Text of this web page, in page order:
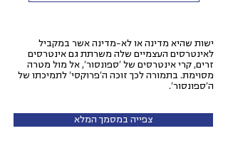
ישות שהיא מדינה או לא-מדינה אשר במקביל
לאינטרסים העצמיים שלה משרתת גם אינטרסים
זרים, קרי אינטרסים של 'ספונסור', אל מול מטרה
מסוימת. בתמורה לכך זוכה ה'פרוקסי' לתמיכתו של
ה'ספונסור'.
צפייה במסמך המלא